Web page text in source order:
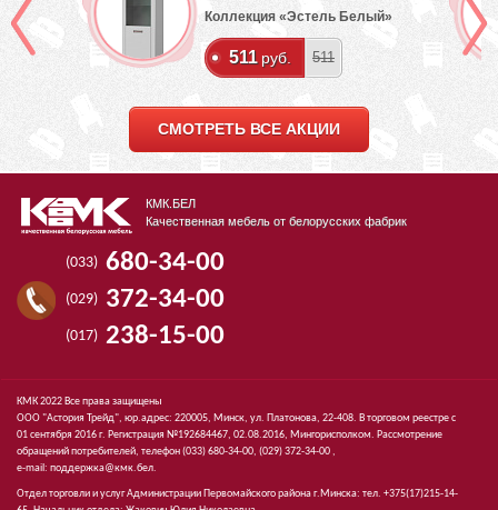
Коллекция «Эстель Белый»
511 руб. 511
СМОТРЕТЬ ВСЕ АКЦИИ
КМК.БЕЛ
Качественная мебель от белорусских фабрик
(033) 680-34-00
(029) 372-34-00
(017) 238-15-00
КМК 2022 Все права защищены
ООО "Астория Трейд", юр.адрес: 220005, Минск, ул. Платонова, 22-408. В торговом реестре с
01 сентября 2016 г. Регистрация №192684467, 02.08.2016, Мингорисполком. Рассмотрение
обращений потребителей, телефон(033)680-34-00, (029)372-34-00 ,
e-mail: поддержка@кмк.бел.
Отдел торговли и услуг Администрации Первомайского района г.Минска: тел. +375(17)215-14-